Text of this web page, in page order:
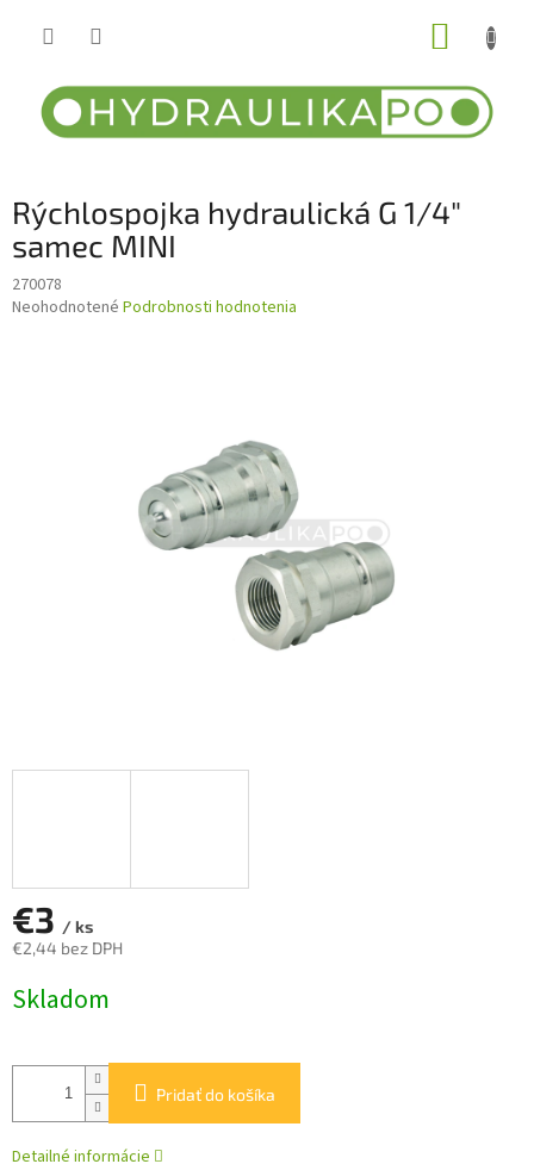
Rýchlospojka hydraulická G 1/4"
samec MINI
270078
Priemerné
Neohodnotené Podrobnosti hodnotenia
€3 / ks
€2,44 bez DPH
cena:
Skladom
Pridať do košíka
Detailné informácie